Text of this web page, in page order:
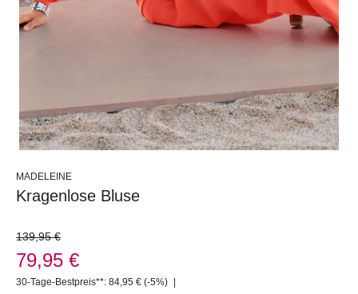
MADELEINE
Kragenlose Bluse
139,95 €
79,95 €
30-Tage-Bestpreis**: 84,95 € (-5%) |